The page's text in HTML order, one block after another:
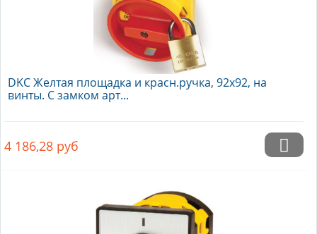
DKC Желтая площадка и красн.ручка, 92х92, на
винты. С замком арт...
4 186,28 руб